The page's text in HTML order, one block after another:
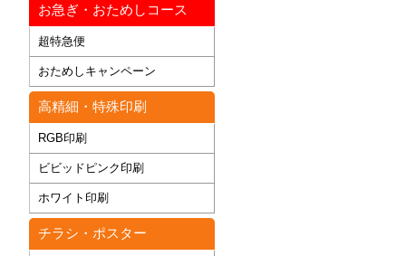
お急ぎ・おためしコース
超特急便
おためしキャンペーン
高精細・特殊印刷
RGB印刷
ビビッドピンク印刷
ホワイト印刷
チラシ・ポスター